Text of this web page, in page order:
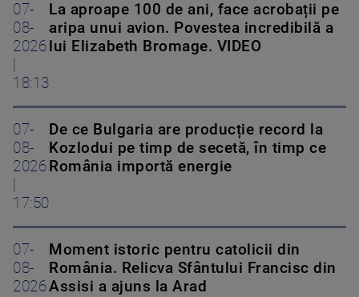
07-
08-
2026
18:13
La aproape 100 de ani, face acrobații pe
aripa unui avion. Povestea incredibilă a
lui Elizabeth Bromage. VIDEO
07-
08-
2026
17:50
De ce Bulgaria are producție record la
Kozlodui pe timp de secetă, în timp ce
România importă energie
07-
08-
2026
Moment istoric pentru catolicii din
România. Relicva Sfântului Francisc din
Assisi a ajuns la Arad